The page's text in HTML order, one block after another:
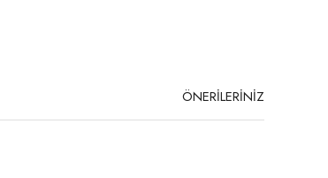
ÖNERİLERİNİZ